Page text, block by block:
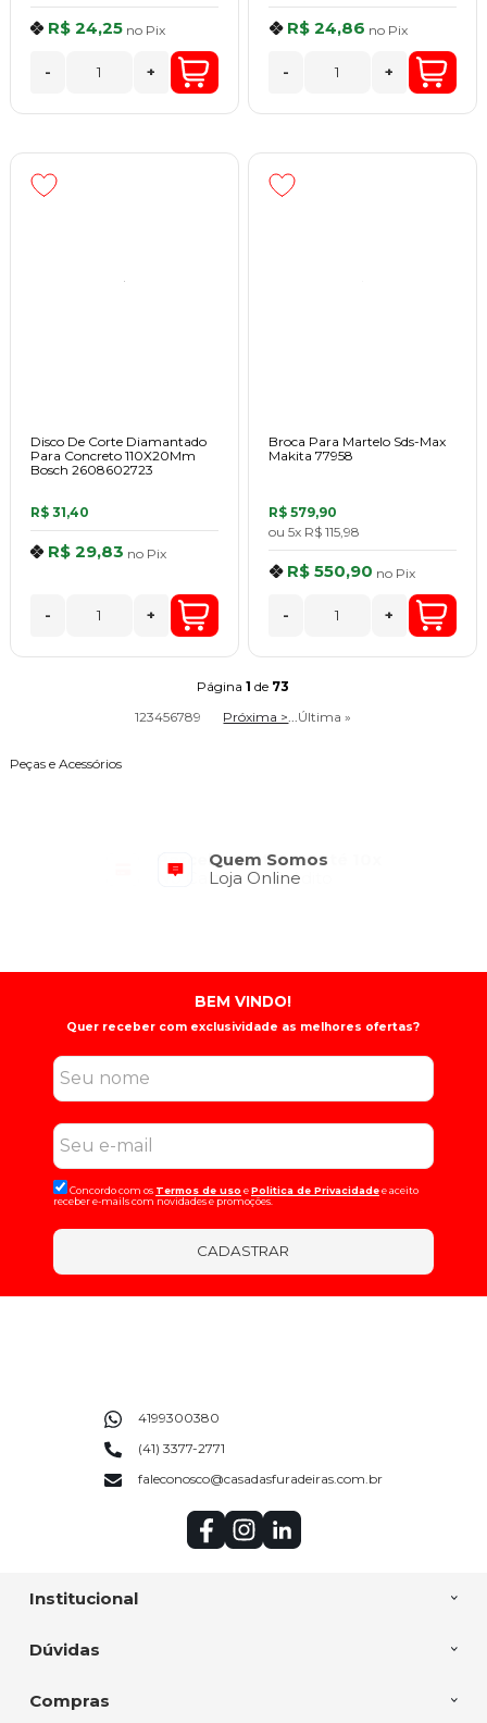
R$ 24,25 no Pix
- +
R$ 24,86 no Pix
- +
Disco De Corte Diamantado
Para Concreto 110X20Mm
Bosch 2608602723
R$ 31,40
R$ 29,83 no Pix
- +
Broca Para Martelo Sds-Max
Makita 77958
R$ 579,90
ou 5x R$ 115,98
R$ 550,90 no Pix
- +
Página1 de 73
123456789 Próxima > Última »
Peças e Acessórios
Quem Somos
Loja Online
BEM VINDO!
Quer receber com exclusividade as melhores ofertas?
Concordo com os Termos de uso ePolitica de Privacidadee aceito
receber e-mails com novidades e promoções.
CADASTRAR
Institucional
Dúvidas
Compras
4199300380
(41) 3377-2771
faleconosco@casadasfuradeiras.com.br